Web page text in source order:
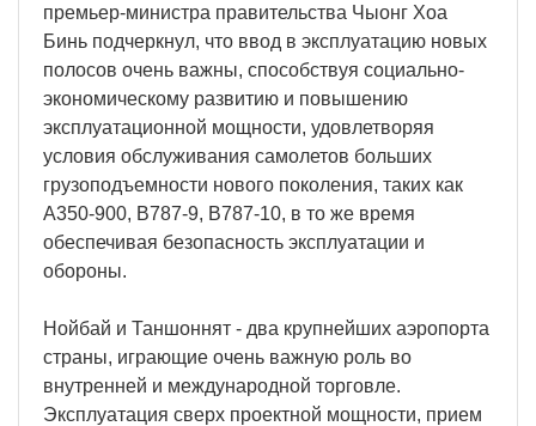
премьер-министра правительства Чыонг Хоа
Бинь подчеркнул, что ввод в эксплуатацию новых
полосов очень важны, способствуя социально-
экономическому развитию и повышению
эксплуатационной мощности, удовлетворяя
условия обслуживания самолетов больших
грузоподъемности нового поколения, таких как
A350-900, B787-9, B787-10, в то же время
обеспечивая безопасность эксплуатации и
обороны.
Нойбай и Таншоннят - два крупнейших аэропорта
страны, играющие очень важную роль во
внутренней и международной торговле.
Эксплуатация сверх проектной мощности, прием